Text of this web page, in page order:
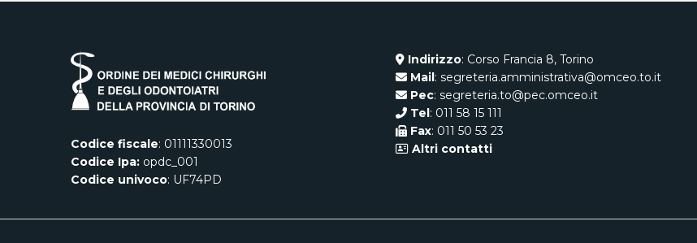
Codice fiscale: 01111330013
Codice Ipa: opdc_001
Codice univoco: UF74PD
Indirizzo: Corso Francia 8, Torino
Mail: segreteria.amministrativa@omceo.to.it
Pec: segreteria.to@pec.omceo.it
Tel: 011 58 15 111
Fax: 011 50 53 23
Altri contatti